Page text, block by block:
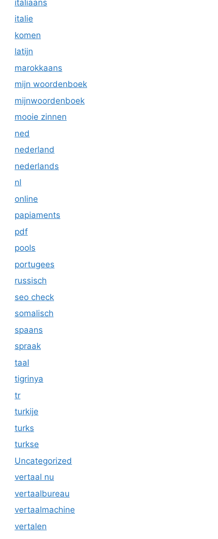
italiaans
italie
komen
latijn
marokkaans
mijn woordenboek
mijnwoordenboek
mooie zinnen
ned
nederland
nederlands
nl
online
papiaments
pdf
pools
portugees
russisch
seo check
somalisch
spaans
spraak
taal
tigrinya
tr
turkije
turks
turkse
Uncategorized
vertaal nu
vertaalbureau
vertaalmachine
vertalen